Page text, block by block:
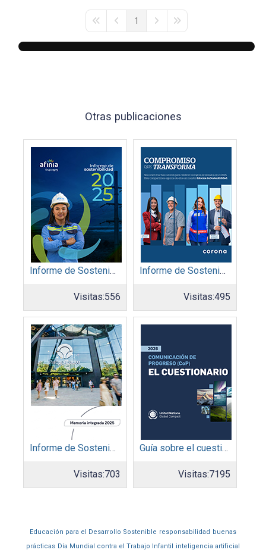
First PagePrevious Page
1
Next PageLast Page
Otras publicaciones
Informe de Sostenibilidad 2025: Afinia filial del Grupo EPM
Visitas:556
Informe de Sostenibilidad 2025: Organización Corona
Visitas:495
Informe de Sostenibilidad 2025: Parque Arauco
Visitas:703
Guía sobre el cuestionario: Comunicación de Progreso
Visitas:7195
Educación para el Desarrollo Sostenible responsabilidad
buenas
prácticas Día Mundial contra el Trabajo Infantil
inteligencia artificial